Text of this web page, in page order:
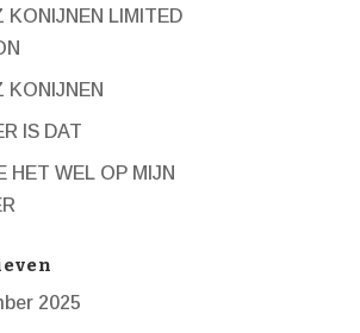
KONIJNEN LIMITED
KONIJNEN
IS DAT
HET WEL OP MIJN
2025